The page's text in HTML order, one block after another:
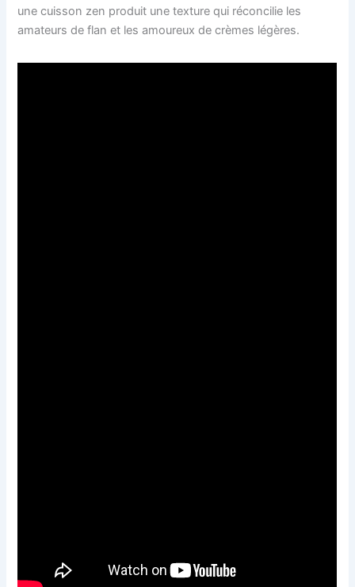
une cuisson zen produit une texture qui réconcilie les
amateurs de flan et les amoureux de crèmes légères.